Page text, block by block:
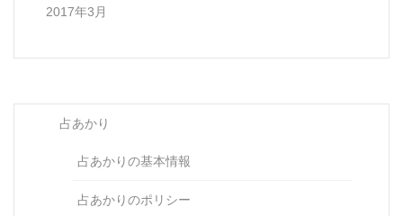
2017年3月
占あかり
占あかりの基本情報
占あかりのポリシー